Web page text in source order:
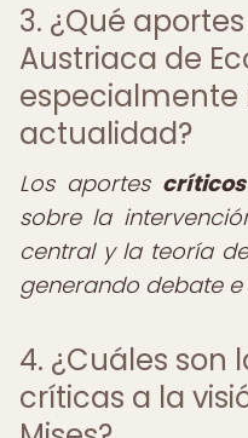
3. ¿Qué
Austriaca de
especialmente
actualidad?
Los aportes críticos
sobre la
central y la teoría
generando debate e
4. ¿Cuáles son
críticas a la